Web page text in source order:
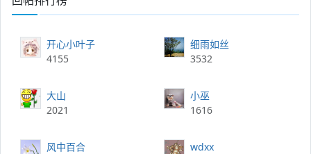
开心小叶子
4155
细雨如丝
3532
大山
2021
小巫
1616
风中百合
wdxx